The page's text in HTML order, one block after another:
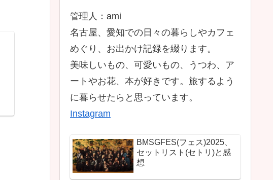
管理人：ami
名古屋、愛知での日々の暮らしやカフェ
めぐり、お出かけ記録を綴ります。
美味しいもの、可愛いもの、うつわ、ア
ートやお花、本が好きです。旅するよう
に暮らせたらと思っています。
Instagram
BMSGFES(フェス)2025、
セットリスト(セトリ)と感
想